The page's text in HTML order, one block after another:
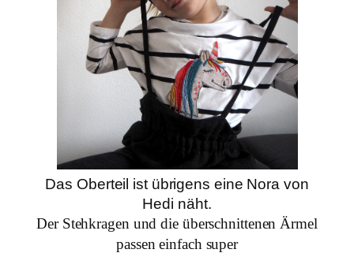
Das Oberteil ist übrigens eine Nora von
Hedi näht.
Der Stehkragen und die überschnittenen Ärmel
passen einfach super